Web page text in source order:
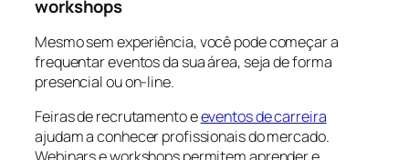
workshops
Mesmo sem experiência, você pode começar a
frequentar eventos da sua área, seja de forma
presencial ou on-line.
Feiras de recrutamento eeventos de carreira
ajudam a conhecer profissionais do mercado.